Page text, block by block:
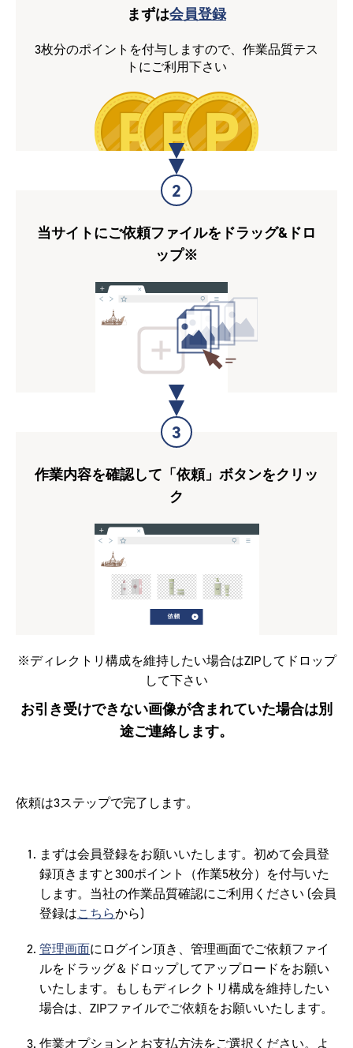
まずは会員登録
3枚分のポイントを付与しますので、作業品質テス
トにご利用下さい
2
当サイトにご依頼ファイルをドラッグ&ドロ
ップ※
3
作業内容を確認して「依頼」ボタンをクリッ
ク
※ディレクトリ構成を維持したい場合はZIPしてドロップ
して下さい
お引き受けできない画像が含まれていた場合は別
途ご連絡します。
依頼は3ステップで完了します。
まずは会員登録をお願いいたします。初めて会員登
録頂きますと300ポイント（作業5枚分）を付与いた
します。当社の作業品質確認にご利用ください (会員
登録はこちらから)
管理画面にログイン頂き、管理画面でご依頼ファイ
ルをドラッグ＆ドロップしてアップロードをお願い
いたします。もしもディレクトリ構成を維持したい
場合は、ZIPファイルでご依頼をお願いいたします。
作業オプションとお支払方法をご選択ください。よ